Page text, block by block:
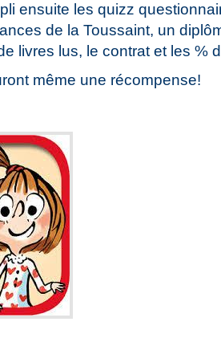
ensuite les quizz
de la Toussaint, un
livres lus, le contrat et les %
même une récompense!